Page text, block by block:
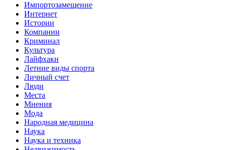
Импортозамещение
Интернет
Истории
Компании
Криминал
Культура
Лайфхаки
Летние виды спорта
Личный счет
Люди
Места
Мнения
Мода
Народная медицина
Наука
Наука и техника